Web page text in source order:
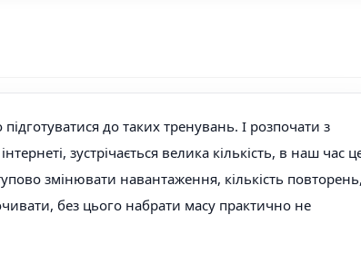
до таких тренувань. І розпочати з
зустрічається велика кількість, в наш час
змінювати навантаження, кількість
без цього набрати масу практично не